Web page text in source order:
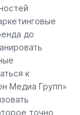
до
к
Медиа Групп»
точно